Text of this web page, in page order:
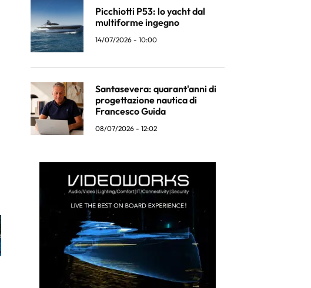
Picchiotti P53: lo yacht dal
multiforme ingegno
14/07/2026 - 10:00
Santasevera: quarant'anni di
progettazione nautica di
Francesco Guida
08/07/2026 - 12:02